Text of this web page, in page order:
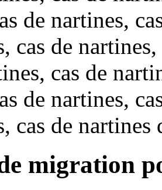
de nartines,
cas de
cas de
de nartines,
cas de nartines
migration